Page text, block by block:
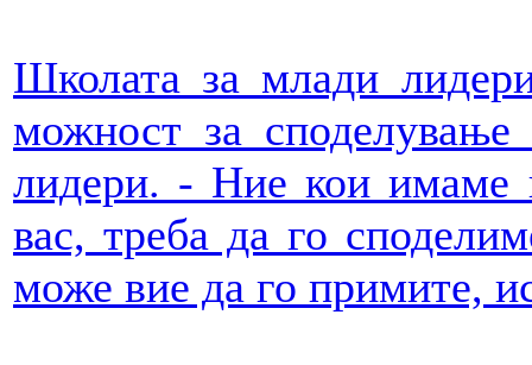
Школата за млади
можност за
лидери. - Ние кои имаме
вас, треба да го
може вие да го примите,